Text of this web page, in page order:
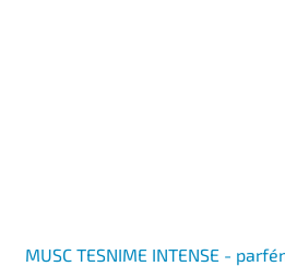
MUSC TESNIME INTENSE -